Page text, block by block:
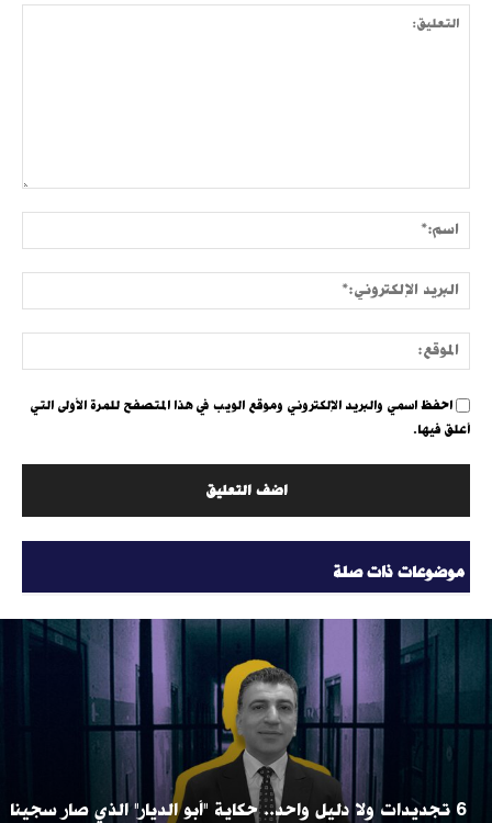
احفظ اسمي والبريد الإلكتروني وموقع الويب في هذا المتصفح للمرة الأولى التي
أعلق فيها.
موضوعات ذات صلة
6 تجديدات ولا دليل واحد.. حكاية "أبو الديار" الذي صار سجينا